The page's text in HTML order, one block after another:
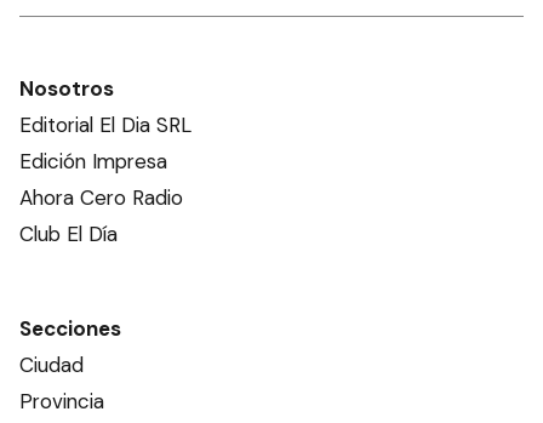
Nosotros
Editorial El Dia SRL
Edición Impresa
Ahora Cero Radio
Club El Día
Secciones
Ciudad
Provincia